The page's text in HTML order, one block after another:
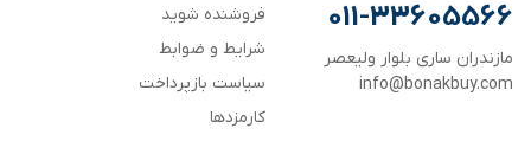
011-33605566
مازندران ساری بلوار ولیعصر
info@bonakbuy.com
فروشنده شوید
شرایط و ضوابط
سیاست بازپرداخت
کارمزدها